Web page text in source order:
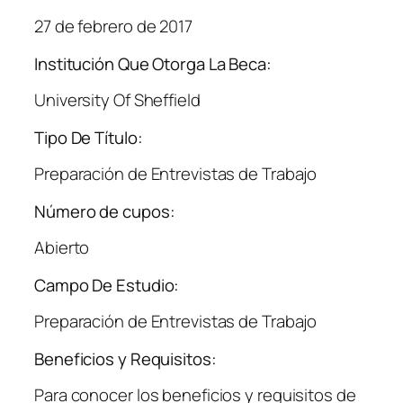
27 de febrero de 2017
Institución Que Otorga La Beca:
University Of Sheffield
Tipo De Título:
Preparación de Entrevistas de Trabajo
Número de cupos:
Abierto
Campo De Estudio:
Preparación de Entrevistas de Trabajo
Beneficios y Requisitos:
Para conocer los beneficios y requisitos de